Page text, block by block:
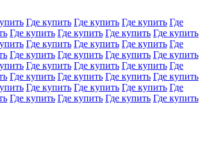
Где купить Где купить Где купить Где
Где купить Где купить Где купить Где купить
Где купить Где купить Где купить Где
Где купить Где купить Где купить Где купить
Где купить Где купить Где купить Где
Где купить Где купить Где купить Где купить
Где купить Где купить Где купить Где
Где купить Где купить Где купить Где купить